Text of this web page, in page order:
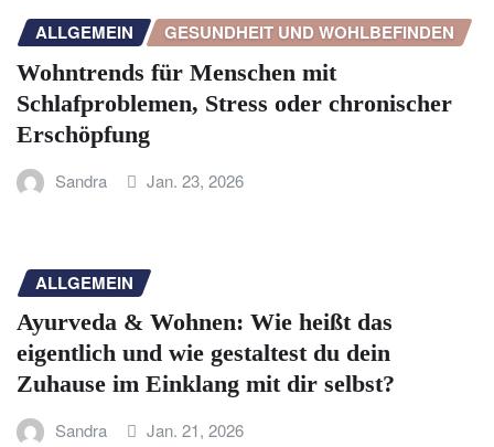
ALLGEMEIN GESUNDHEIT UND WOHLBEFINDEN
Wohntrends für Menschen mit
Schlafproblemen, Stress oder chronischer
Erschöpfung
Sandra Jan. 23, 2026
ALLGEMEIN
Ayurveda & Wohnen: Wie heißt das
eigentlich und wie gestaltest du dein
Zuhause im Einklang mit dir selbst?
Sandra Jan. 21, 2026